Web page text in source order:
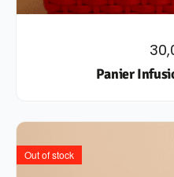
Panier
Out of stock